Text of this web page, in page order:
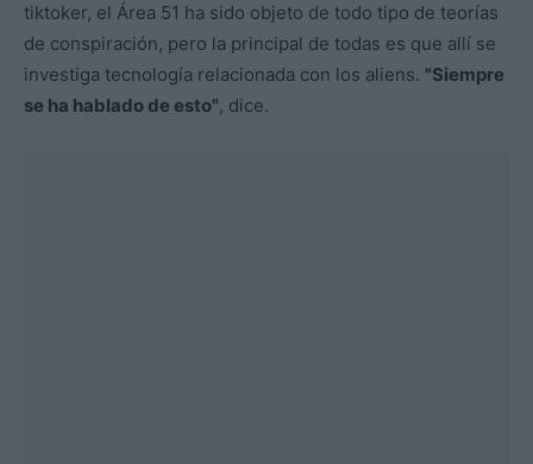
tiktoker, el Área 51 ha sido objeto de todo tipo de teorías
de conspiración, pero la principal de todas es que allí se
investiga tecnología relacionada con los aliens. "Siempre
se ha hablado de esto", dice.